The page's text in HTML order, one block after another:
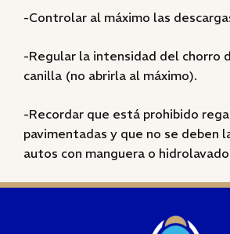
-Controlar al máximo las
-Regular la intensidad del chorro
canilla (no abrirla al máximo).
-Recordar que está prohibido
pavimentadas y que no se deben
autos con manguera o